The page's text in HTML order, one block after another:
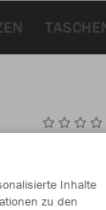
Inhalte
zu den